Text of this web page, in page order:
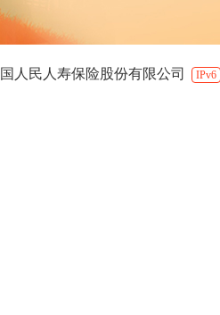
人民人寿保险股份有限公司 IPv6